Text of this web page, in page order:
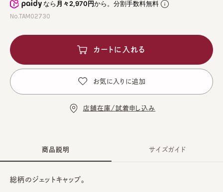
なら月々2,970円から。分割手数料無料
No.TAM02730
カートに入れる
お気に入りに追加
店舗在庫/試着申し込み
商品説明
総柄のジェットキャップ。
サイズガイド